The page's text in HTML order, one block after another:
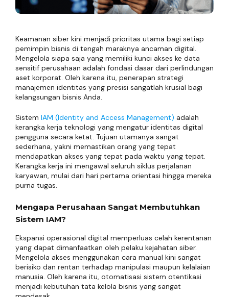
Keamanan siber kini menjadi prioritas utama bagi setiap
pemimpin bisnis di tengah maraknya ancaman digital.
Mengelola siapa saja yang memiliki kunci akses ke data
sensitif perusahaan adalah fondasi dasar dari perlindungan
aset korporat. Oleh karena itu, penerapan strategi
manajemen identitas yang presisi sangatlah krusial bagi
kelangsungan bisnis Anda.
Sistem IAM (Identity and Access Management) adalah
kerangka kerja teknologi yang mengatur identitas digital
pengguna secara ketat. Tujuan utamanya sangat
sederhana, yakni memastikan orang yang tepat
mendapatkan akses yang tepat pada waktu yang tepat.
Kerangka kerja ini mengawal seluruh siklus perjalanan
karyawan, mulai dari hari pertama orientasi hingga mereka
purna tugas.
Mengapa Perusahaan Sangat Membutuhkan
Sistem IAM?
Ekspansi operasional digital memperluas celah kerentanan
yang dapat dimanfaatkan oleh pelaku kejahatan siber.
Mengelola akses menggunakan cara manual kini sangat
berisiko dan rentan terhadap manipulasi maupun kelalaian
manusia. Oleh karena itu, otomatisasi sistem otentikasi
menjadi kebutuhan tata kelola bisnis yang sangat